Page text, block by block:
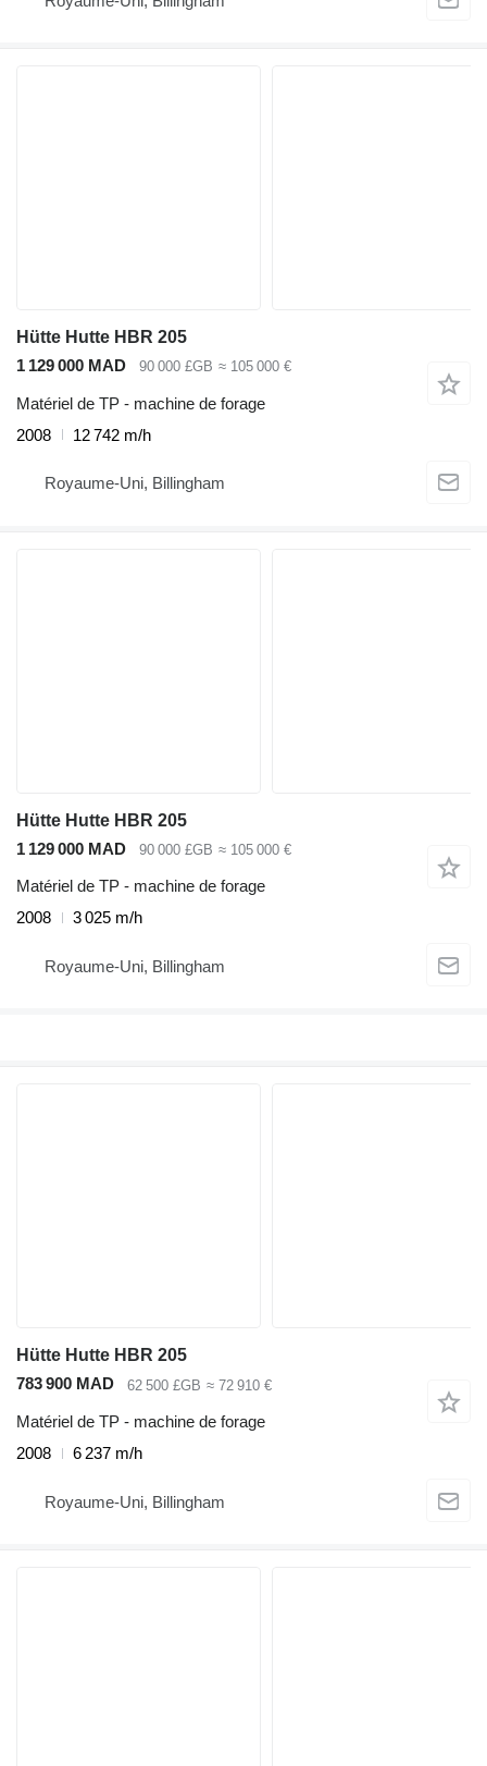
Hütte Hutte HBR 205
1 129 000 MAD
90 000 £GB ≈ 105 000 €
Matériel de TP - machine de forage
2008
12 742 m/h
Royaume-Uni, Billingham
Hütte Hutte HBR 205
1 129 000 MAD
90 000 £GB ≈ 105 000 €
Matériel de TP - machine de forage
2008
3 025 m/h
Royaume-Uni, Billingham
Hütte Hutte HBR 205
783 900 MAD
62 500 £GB ≈ 72 910 €
Matériel de TP - machine de forage
2008
6 237 m/h
Royaume-Uni, Billingham